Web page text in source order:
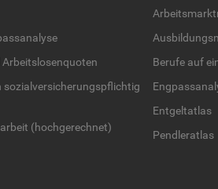
so­zi­al­ver­si­che­rungs­pflich­tig
(hoch­ge­rech­net)
Be­ru­fe auf
Ent­gel­t­at­las
Pend­ler­at­las